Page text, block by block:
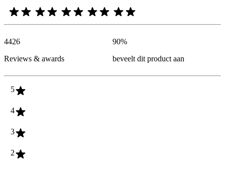
4426
Reviews & awards
90%
beveelt dit product aan
5
4
3
2